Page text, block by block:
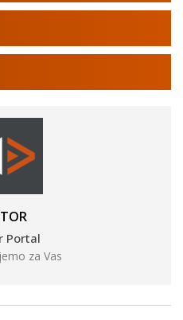
Portal
za Vas